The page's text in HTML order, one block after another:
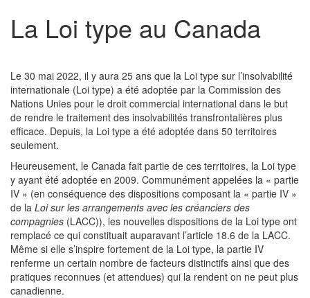
La Loi type au Canada
Le 30 mai 2022, il y aura 25 ans que la Loi type sur l’insolvabilité
internationale (Loi type) a été adoptée par la Commission des
Nations Unies pour le droit commercial international dans le but
de rendre le traitement des insolvabilités transfrontalières plus
efficace. Depuis, la Loi type a été adoptée dans 50 territoires
seulement.
Heureusement, le Canada fait partie de ces territoires, la Loi type
y ayant été adoptée en 2009. Communément appelées la « partie
IV » (en conséquence des dispositions composant la « partie IV »
de la Loi sur les arrangements avec les créanciers des
compagnies (LACC)), les nouvelles dispositions de la Loi type ont
remplacé ce qui constituait auparavant l’article 18.6 de la LACC.
Même si elle s’inspire fortement de la Loi type, la partie IV
renferme un certain nombre de facteurs distinctifs ainsi que des
pratiques reconnues (et attendues) qui la rendent on ne peut plus
canadienne.